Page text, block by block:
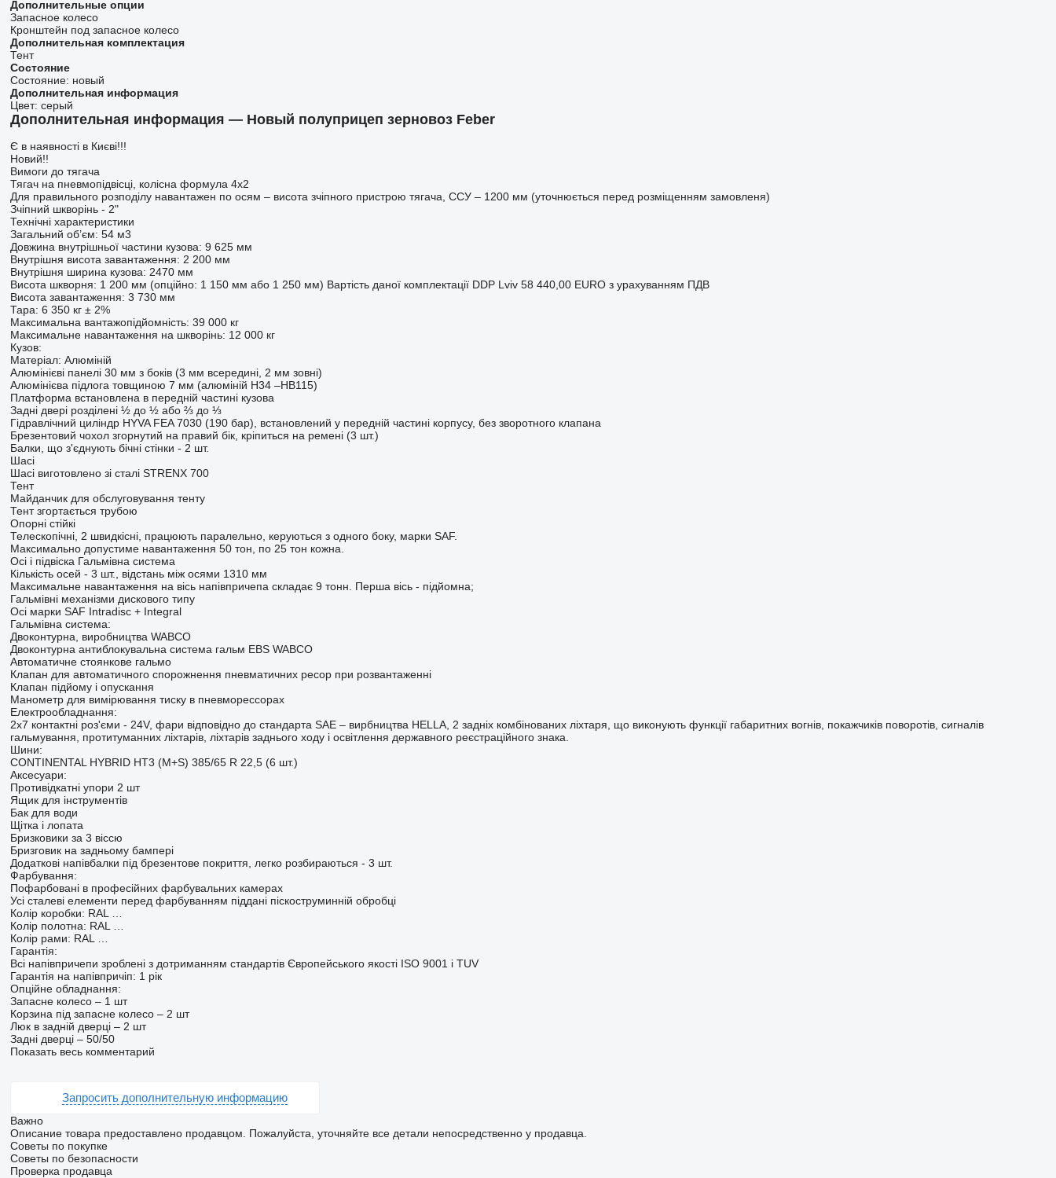
Дополнительные опции
Запасное колесо
Кронштейн под запасное колесо
Дополнительная комплектация
Тент
Состояние
Состояние: новый
Дополнительная информация
Цвет: серый
Дополнительная информация — Новый полуприцеп зерновоз Feber
Є в наявності в Києві!!!
Новий!!
Вимоги до тягача
Тягач на пневмопідвісці, колісна формула 4х2
Для правильного розподілу навантажен по осям – висота зчіпного пристрою тягача, ССУ – 1200 мм (уточнюється перед розміщенням замовленя)
Зчіпний шкворінь - 2"
Технічні характеристики
Загальний об’єм: 54 м3
Довжина внутрішньої частини кузова: 9 625 мм
Внутрішня висота завантаження: 2 200 мм
Внутрішня ширина кузова: 2470 мм
Висота шкворня: 1 200 мм (опційно: 1 150 мм або 1 250 мм) Вартість даної комплектації DDP Lviv 58 440,00 EURO з урахуванням ПДВ
Висота завантаження: 3 730 мм
Тара: 6 350 кг ± 2%
Максимальна вантажопідйомність: 39 000 кг
Максимальне навантаження на шкворінь: 12 000 кг
Кузов:
Матеріал: Алюміній
Алюмінієві панелі 30 мм з боків (3 мм всередині, 2 мм зовні)
Алюмінієва підлога товщиною 7 мм (алюміній H34 –HB115)
Платформа встановлена в передній частині кузова
Задні двері розділені ½ до ½ або ⅔ до ⅓
Гідравлічний циліндр HYVA FEA 7030 (190 бар), встановлений у передній частині корпусу, без зворотного клапана
Брезентовий чохол згорнутий на правий бік, кріпиться на ремені (3 шт.)
Балки, що з'єднують бічні стінки - 2 шт.
Шасі
Шасі виготовлено зі сталі STRENX 700
Тент
Майданчик для обслуговування тенту
Тент згортається трубою
Опорні стійкі
Телескопічні, 2 швидкісні, працюють паралельно, керуються з одного боку, марки SAF.
Максимально допустиме навантаження 50 тон, по 25 тон кожна.
Осі і підвіска Гальмівна система
Кількість осей - 3 шт., відстань між осями 1310 мм
Максимальне навантаження на вісь напівпричепа складає 9 тонн. Перша вісь - підйомна;
Гальмівні механізми дискового типу
Осі марки SAF Intradisc + Integral
Гальмівна система:
Двоконтурна, виробництва WABCO
Двоконтурна антиблокувальна система гальм EBS WABCO
Автоматичне стоянкове гальмо
Клапан для автоматичного спорожнення пневматичних ресор при розвантаженні
Клапан підйому і опускання
Манометр для вимірювання тиску в пневморессорах
Електрообладнання:
2x7 контактні роз'єми - 24V, фари відповідно до стандарта SAE – вирбництва HELLA, 2 задніх комбінованих ліхтаря, що виконують функції габаритних вогнів, покажчиків поворотів, сигналів
гальмування, протитуманних ліхтарів, ліхтарів заднього ходу і освітлення державного реєстраційного знака.
Шини:
CONTINENTAL HYBRID HT3 (M+S) 385/65 R 22,5 (6 шт.)
Аксесуари:
Противідкатні упори 2 шт
Ящик для інструментів
Бак для води
Щітка і лопата
Бризковики за 3 віссю
Бризговик на задньому бампері
Додаткові напівбалки під брезентове покриття, легко розбираються - 3 шт.
Фарбування:
Пофарбовані в професійних фарбувальних камерах
Усі сталеві елементи перед фарбуванням піддані піскоструминній обробці
Колір коробки: RAL …
Колір полотна: RAL …
Колір рами: RAL …
Гарантія:
Всі напівпричепи зроблені з дотриманням стандартів Європейського якості ISO 9001 і TUV
Гарантія на напівпричіп: 1 рік
Опційне обладнання:
Запасне колесо – 1 шт
Корзина під запасне колесо – 2 шт
Люк в задній дверці – 2 шт
Задні дверці – 50/50
Показать весь комментарий
Запросить дополнительную информацию
Важно
Описание товара предоставлено продавцом. Пожалуйста, уточняйте все детали непосредственно у продавца.
Советы по покупке
Советы по безопасности
Проверка продавца